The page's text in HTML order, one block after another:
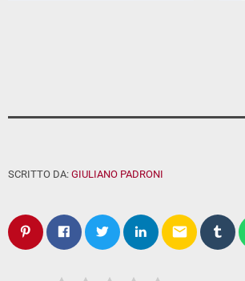
SCRITTO DA: GIULIANO PADRONI
email